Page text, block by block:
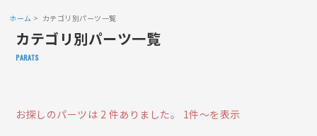
ホーム カテゴリ別パーツ一覧
カテゴリ別パーツ一覧
PARATS
お探しのパーツは 2 件ありました。 1件～を表示